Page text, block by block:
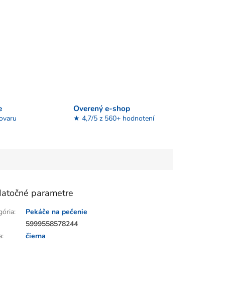
Overený e-shop
★ 4,7/5 z 560+ hodnotení
parametre
:
Pekáče na pečenie
5999558578244
: čierna